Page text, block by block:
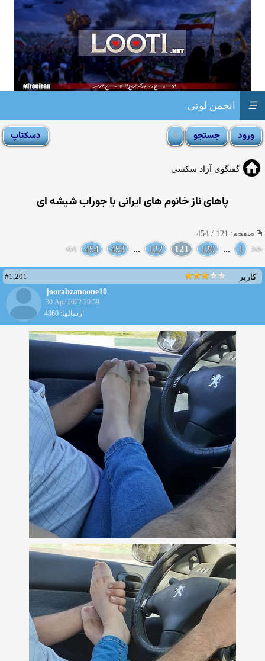
انجمن لوتی ☰
گفتگوی آزاد سکسی
پاهای ناز خانوم های ایرانی با جوراب شیشه ای
صفحه: 121 / 454
<<
1
...
120
121
122
...
453
454
>>
کاربر
#1,201
joorabzanoone10
30 Apr 2022 20:59
ارسالها: 4860